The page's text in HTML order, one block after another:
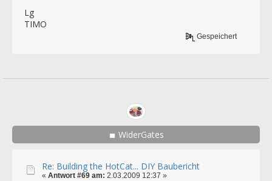
Lg
TIMO
Gespeichert
WiderGates
Re: Building the HotCat... DIY Baubericht
« Antwort #69 am: 2.03.2009 12:37 »